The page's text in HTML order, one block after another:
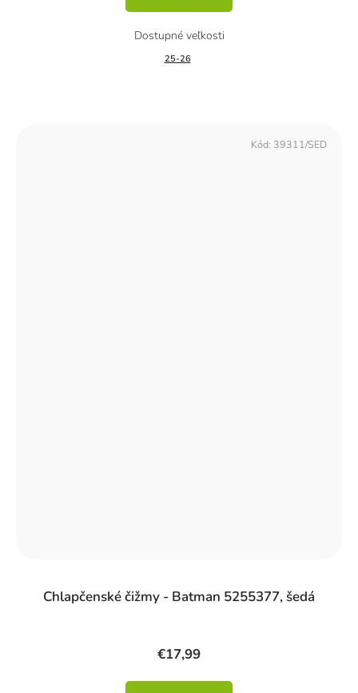
25-26
Chlapčenské čižmy - Batman 5255377, šedá
€17,99
Kód: 39311/SED